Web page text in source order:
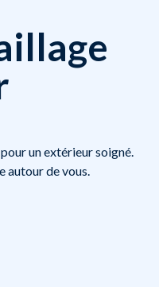
un extérieur soigné.
autour de vous.